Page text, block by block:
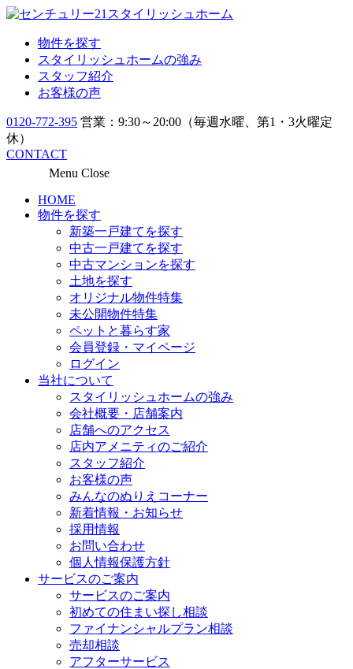
物件を探す
スタイリッシュホームの強み
スタッフ紹介
お客様の声
0120-772-395 営業：9:30～20:00（毎週水曜、第1・3火曜定
休）
CONTACT
Menu Close
HOME
物件を探す
新築一戸建てを探す
中古一戸建てを探す
中古マンションを探す
土地を探す
オリジナル物件特集
未公開物件特集
ペットと暮らす家
会員登録・マイページ
ログイン
当社について
スタイリッシュホームの強み
会社概要・店舗案内
店舗へのアクセス
店内アメニティのご紹介
スタッフ紹介
お客様の声
みんなのぬりえコーナー
新着情報・お知らせ
採用情報
お問い合わせ
個人情報保護方針
サービスのご案内
サービスのご案内
初めての住まい探し相談
ファイナンシャルプラン相談
売却相談
アフターサービス